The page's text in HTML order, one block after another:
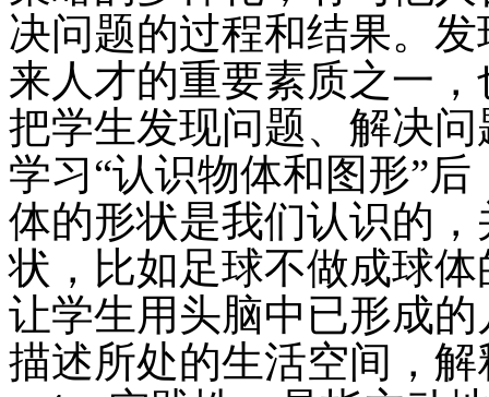
决问题的过程和结果。
来人才的重要素质之一
把学生发现问题、解决
学习“认识物体和图形”
体的形状是我们认识的
状，比如足球不做成球
让学生用头脑中已形成
描述所处的生活空间，